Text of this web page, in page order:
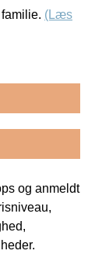
(Læs
og anmeldt